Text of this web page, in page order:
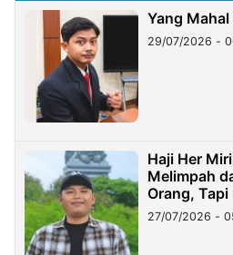
Yang
29/07/2026 -
Haji Her
Melimpah
Orang,
27/07/2026 -